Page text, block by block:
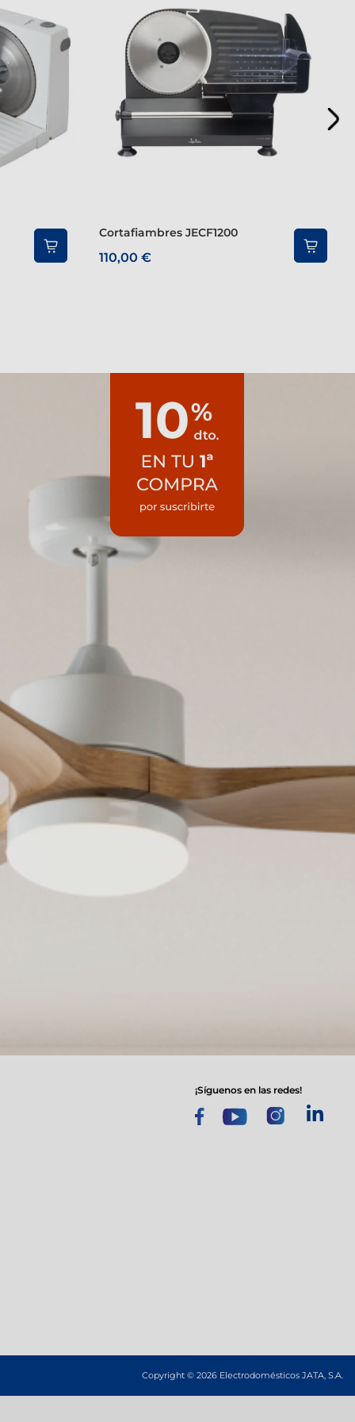
Cortafiambres JECF1200
110,00 €
¡síguenos en las redes!
Copyright © 2026 Electrodomésticos JATA, S.A.